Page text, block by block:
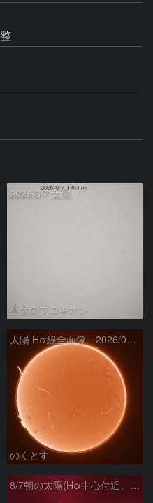
2026/8/7 太陽
小犬のプロキオン
太陽 Hα線全面像 2026/08/07
のくとす
8/7朝の太陽(Hα中心付近、プロミネンス)